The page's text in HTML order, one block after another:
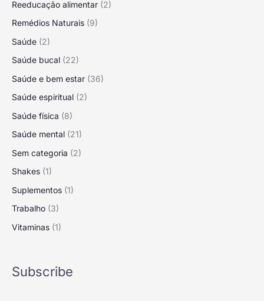
Reeducação alimentar (2)
Remédios Naturais (9)
Saúde (2)
Saúde bucal (22)
Saúde e bem estar (36)
Saúde espiritual (2)
Saúde física (8)
Saúde mental (21)
Sem categoria (2)
Shakes (1)
Suplementos (1)
Trabalho (3)
Vitaminas (1)
Subscribe